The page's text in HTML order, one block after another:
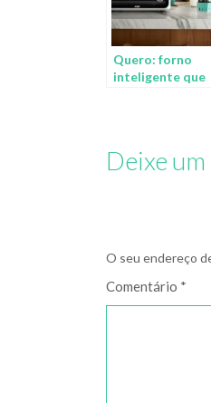
Quero: forno
inteligente que
Deixe
O seu endereço
Comentário *